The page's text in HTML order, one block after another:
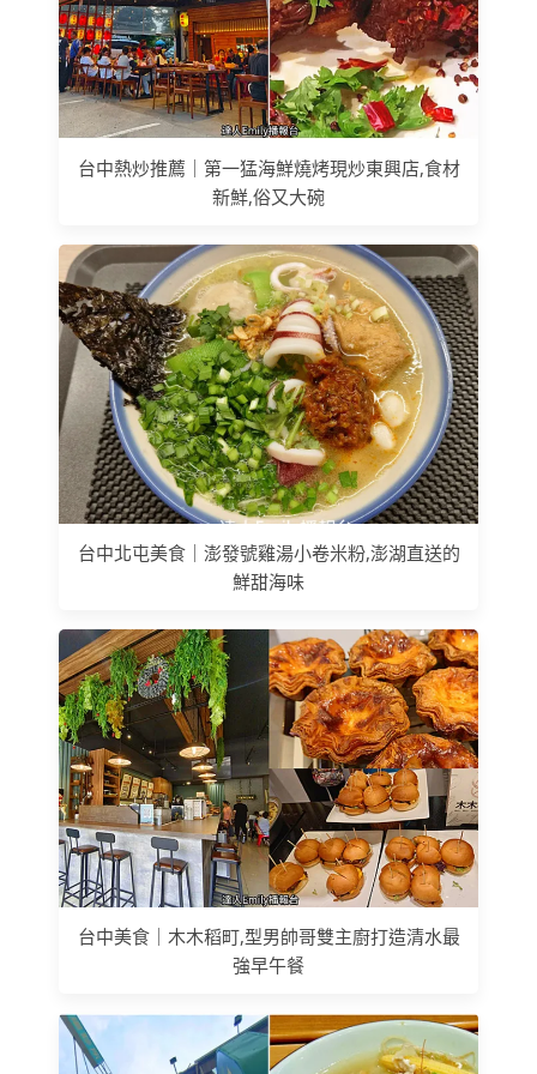
台中熱炒推薦｜第一猛海鮮燒烤現炒東興店,食材
新鮮,俗又大碗
台中北屯美食｜澎發號雞湯小卷米粉,澎湖直送的
鮮甜海味
台中美食｜木木稻町,型男帥哥雙主廚打造清水最
強早午餐